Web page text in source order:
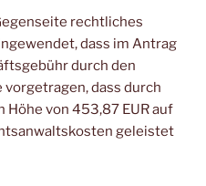
rechtliches
dass im Antrag
durch den
dass durch
Höhe von 453,87 EUR auf
geleistet